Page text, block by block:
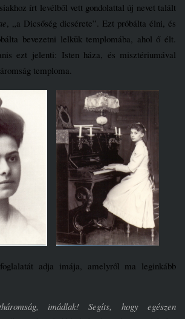
írt levélből vett gondolattal új nevet talált
, „a Dicsőség dicsérete”. Ezt próbálta élni, és
bevezetni lelkük templomába, ahol ő élt.
ezt jelenti: Isten háza, és misztériumával
temploma.
adja imája, amelyről ma leginkább
imádlak! Segíts, hogy egészen